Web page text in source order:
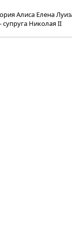
Алиса Елена
Николая II